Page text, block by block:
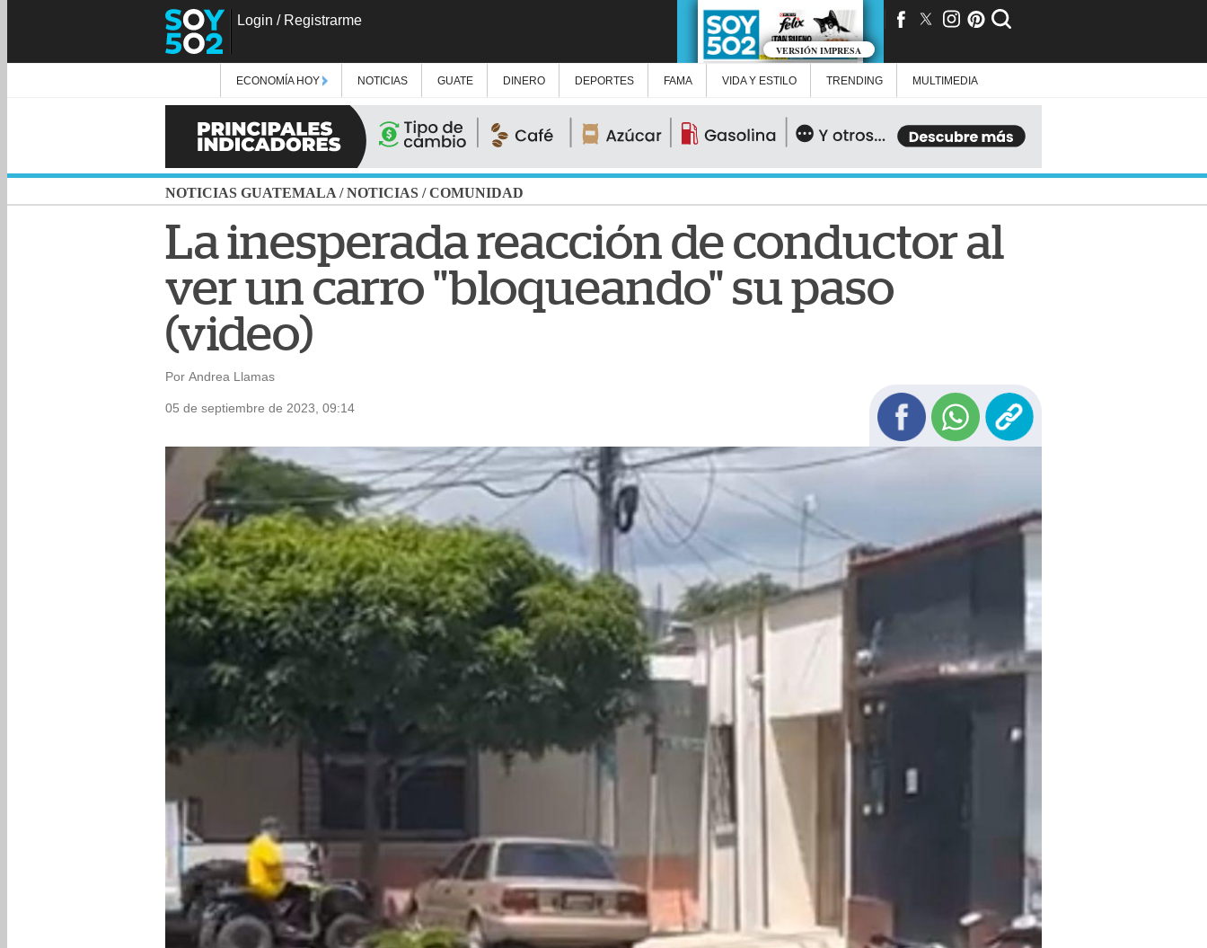
Login / Registrarme
VERSIÓN IMPRESA
ECONOMÍA HOY NOTICIAS GUATE DINERO DEPORTES FAMA VIDA Y ESTILO TRENDING MULTIMEDIA
NOTICIAS GUATEMALA /NOTICIAS /COMUNIDAD
La inesperada reacción de conductor al
ver un carro "bloqueando" su paso
(video)
Por Andrea Llamas
05 de septiembre de 2023, 09:14